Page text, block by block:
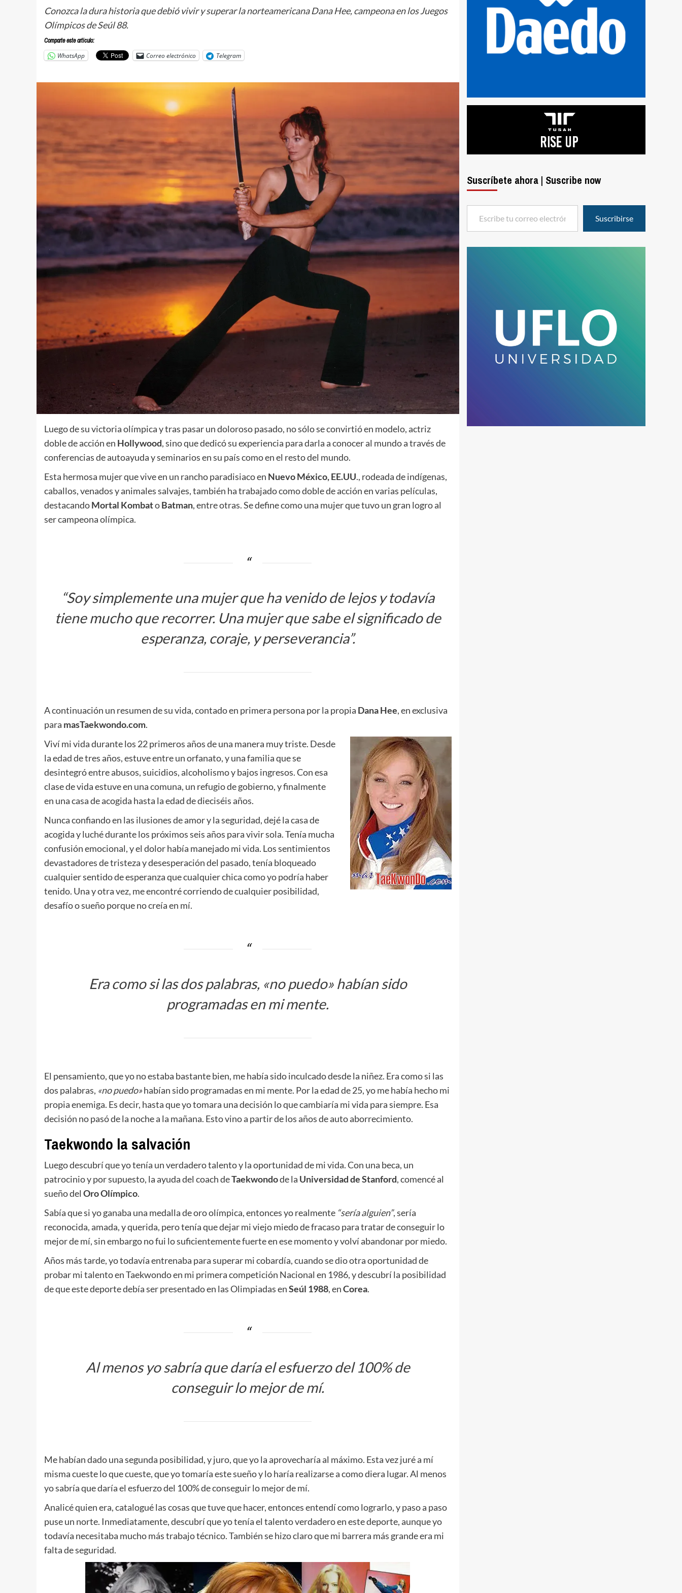
Conozca la dura historia que debió vivir y superar la norteamericana Dana Hee, campeona en los Juegos
Olímpicos de Seúl 88.
Comparte este articulo:
WhatsApp Correo electrónico Telegram
Luego de su victoria olímpica y tras pasar un doloroso pasado, no sólo se convirtió en modelo, actriz
doble de acción en Hollywood, sino que dedicó su experiencia para darla a conocer al mundo a través de
conferencias de autoayuda y seminarios en su país como en el resto del mundo.
Esta hermosa mujer que vive en un rancho paradisiaco en Nuevo México, EE.UU., rodeada de indígenas,
caballos, venados y animales salvajes, también ha trabajado como doble de acción en varias películas,
destacandoMortal KombatoBatman, entre otras. Se define como una mujer que tuvo un gran logro al
ser campeona olímpica.
“Soy simplemente una mujer que ha venido de lejos y todavía
tiene mucho que recorrer. Una mujer que sabe el significado de
esperanza, coraje, y perseverancia”.
A continuación un resumen de su vida, contado en primera persona por la propia Dana Hee, en exclusiva
para masTaekwondo.com.
Viví mi vida durante los 22 primeros años de una manera muy triste. Desde
la edad de tres años, estuve entre un orfanato, y una familia que se
desintegró entre abusos, suicidios, alcoholismo y bajos ingresos. Con esa
clase de vida estuve en una comuna, un refugio de gobierno, y finalmente
en una casa de acogida hasta la edad de dieciséis años.
Nunca confiando en las ilusiones de amor y la seguridad, dejé la casa de
acogida y luché durante los próximos seis años para vivir sola. Tenía mucha
confusión emocional, y el dolor había manejado mi vida. Los sentimientos
devastadores de tristeza y desesperación del pasado, tenía bloqueado
cualquier sentido de esperanza que cualquier chica como yo podría haber
tenido. Una y otra vez, me encontré corriendo de cualquier posibilidad,
desafío o sueño porque no creía en mí.
Era como si las dos palabras, «no puedo»habían sido
programadas en mi mente.
El pensamiento, que yo no estaba bastante bien, me había sido inculcado desde la niñez. Era como si las
dos palabras, «no puedo»habían sido programadas en mi mente. Por la edad de 25, yo me había hecho mi
propia enemiga. Es decir, hasta que yo tomara una decisión lo que cambiaría mi vida para siempre. Esa
decisión no pasó de la noche a la mañana. Esto vino a partir de los años de auto aborrecimiento.
Taekwondo la salvación
Luego descubrí que yo tenía un verdadero talento y la oportunidad de mi vida. Con una beca, un
patrocinio y por supuesto, la ayuda del coach deTaekwondode la Universidad de Stanford, comencé al
sueño del Oro Olímpico.
Sabía que si yo ganaba una medalla de oro olímpica, entonces yo realmente “sería alguien”, sería
reconocida, amada, y querida, pero tenía que dejar mi viejo miedo de fracaso para tratar de conseguir lo
mejor de mí, sin embargo no fui lo suficientemente fuerte en ese momento y volví abandonar por miedo.
Años más tarde, yo todavía entrenaba para superar mi cobardía, cuando se dio otra oportunidad de
probar mi talento en Taekwondo en mi primera competición Nacional en 1986, y descubrí la posibilidad
de que este deporte debía ser presentado en las Olimpiadas enSeúl 1988, enCorea.
Al menos yo sabría que daría el esfuerzo del 100% de
conseguir lo mejor de mí.
Me habían dado una segunda posibilidad, y juro, que yo la aprovecharía al máximo. Esta vez juré a mí
misma cueste lo que cueste, que yo tomaría este sueño y lo haría realizarse a como diera lugar. Al menos
yo sabría que daría el esfuerzo del 100% de conseguir lo mejor de mí.
Analicé quien era, catalogué las cosas que tuve que hacer, entonces entendí como lograrlo, y paso a paso
puse un norte. Inmediatamente, descubrí que yo tenía el talento verdadero en este deporte, aunque yo
todavía necesitaba mucho más trabajo técnico. También se hizo claro que mi barrera más grande era mi
falta de seguridad.
Suscríbete ahora | Suscribe now
Escribe tu correo electrónico…
Suscribirse